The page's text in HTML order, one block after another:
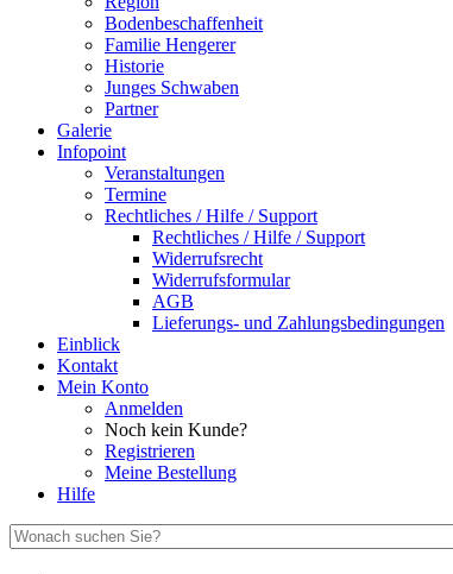
Bodenbeschaffenheit
Familie Hengerer
Historie
Junges Schwaben
Partner
Galerie
Infopoint
Veranstaltungen
Termine
Rechtliches / Hilfe / Support
Rechtliches / Hilfe / Support
Widerrufsrecht
Widerrufsformular
AGB
Lieferungs- und Zahlungsbedingungen
Einblick
Kontakt
Mein Konto
Anmelden
Noch kein Kunde?
Registrieren
Meine Bestellung
Hilfe